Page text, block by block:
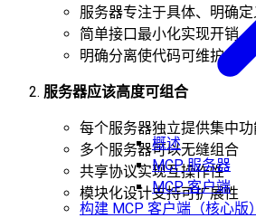
概述
MCP 服务器
MCP 客户端
构建 MCP 客户端（核心版）
服务器专注于具体、明确
简单接口最小化实现开销
明确分离使代码可维护
服务器应该高度可组合
每个服务器独立提供集中
多个服务器可以无缝组合
共享协议实现互操作性
模块化设计支持可扩展性